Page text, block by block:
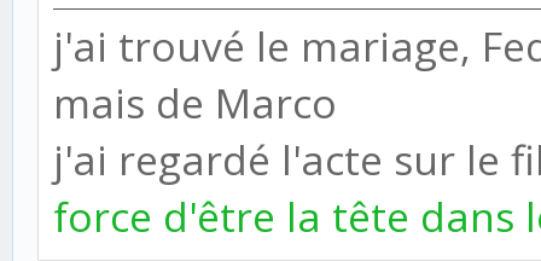
j'ai trouvé le mariage,
mais de Marco
j'ai regardé l'acte sur le
force d'être la tête dans